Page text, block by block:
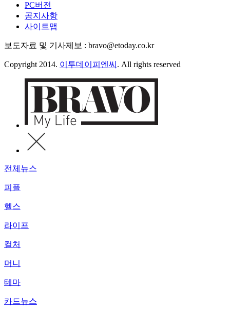
PC버전
공지사항
사이트맵
보도자료 및 기사제보 : bravo@etoday.co.kr
Copyright 2014. 이투데이피엔씨 . All rights reserved
전체뉴스
피플
헬스
라이프
컬처
머니
테마
카드뉴스